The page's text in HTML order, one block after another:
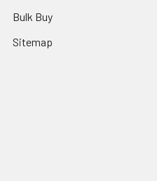
Bulk Buy
Sitemap